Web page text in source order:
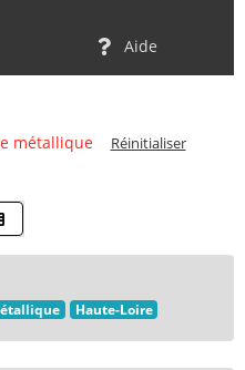
Aide
métallique Réinitialiser
Haute-Loire